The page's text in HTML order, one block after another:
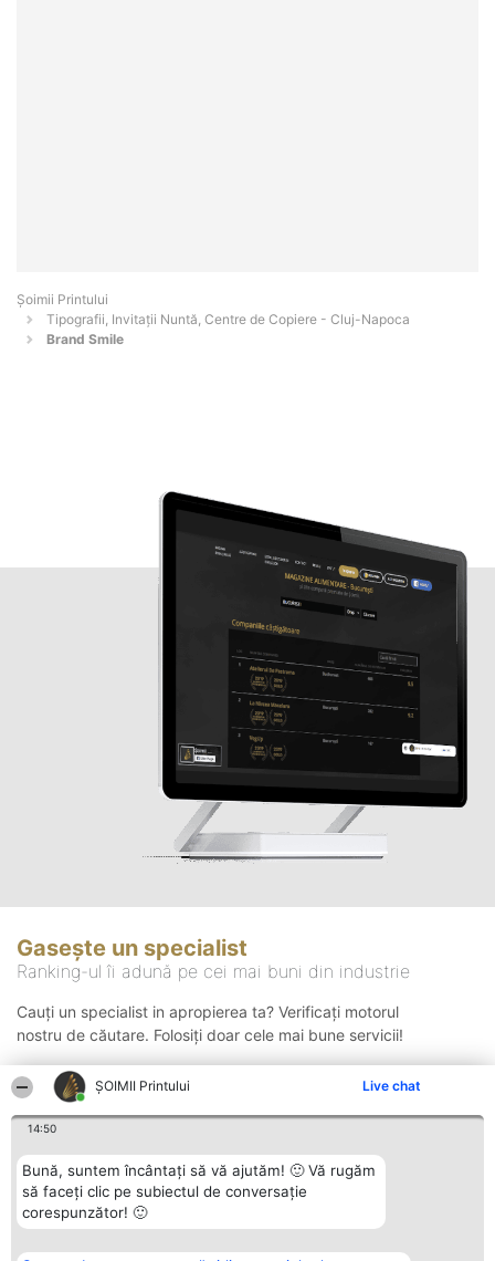
ŞOIMII Printului Live chat
14:50
Bună, suntem încântați să vă ajutăm! 🙂 Vă rugăm
să faceți clic pe subiectul de conversație
corespunzător! 🙂
Şoimii Printului
Tipografii, Invitații Nuntă, Centre de Copiere - Cluj-Napoca
Brand Smile
Gasește un specialist
Ranking-ul îi adună pe cei mai buni din industrie
Cauți un specialist in apropierea ta? Verificați motorul
nostru de căutare. Folosiți doar cele mai bune servicii!